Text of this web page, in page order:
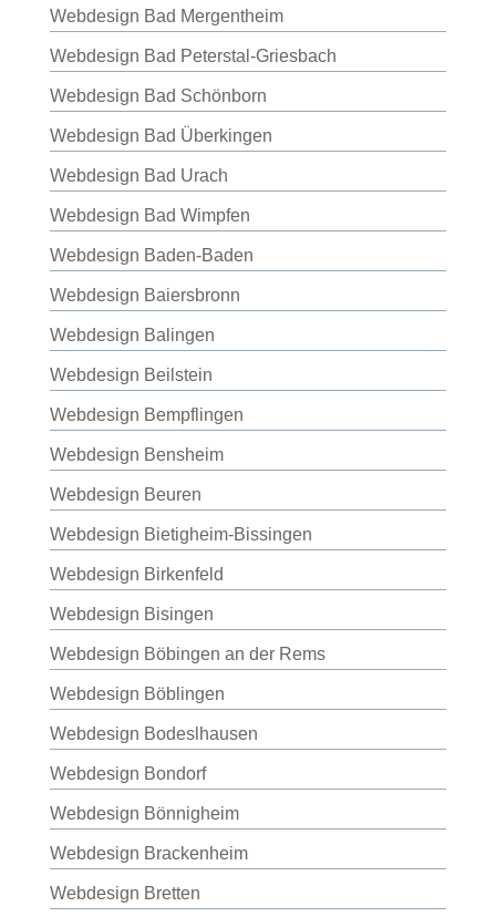
Webdesign Bad Mergentheim
Webdesign Bad Peterstal-Griesbach
Webdesign Bad Schönborn
Webdesign Bad Überkingen
Webdesign Bad Urach
Webdesign Bad Wimpfen
Webdesign Baden-Baden
Webdesign Baiersbronn
Webdesign Balingen
Webdesign Beilstein
Webdesign Bempflingen
Webdesign Bensheim
Webdesign Beuren
Webdesign Bietigheim-Bissingen
Webdesign Birkenfeld
Webdesign Bisingen
Webdesign Böbingen an der Rems
Webdesign Böblingen
Webdesign Bodeslhausen
Webdesign Bondorf
Webdesign Bönnigheim
Webdesign Brackenheim
Webdesign Bretten